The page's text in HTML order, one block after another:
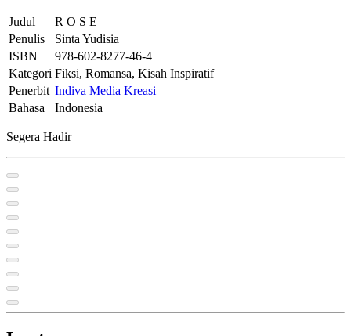
Judul
R O S E
Penulis
Sinta Yudisia
ISBN
978-602-8277-46-4
Kategori Fiksi, Romansa, Kisah Inspiratif
Penerbit Indiva Media Kreasi
Bahasa
Indonesia
Segera Hadir